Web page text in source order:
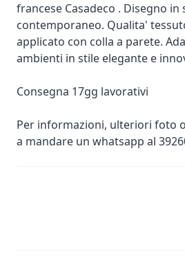
francese Casadeco . Disegno
contemporaneo. Qualita'
applicato con colla a parete.
ambienti in stile elegante e
Consegna 17gg lavorativi
Per informazioni, ulteriori foto
a mandare un whatsapp al